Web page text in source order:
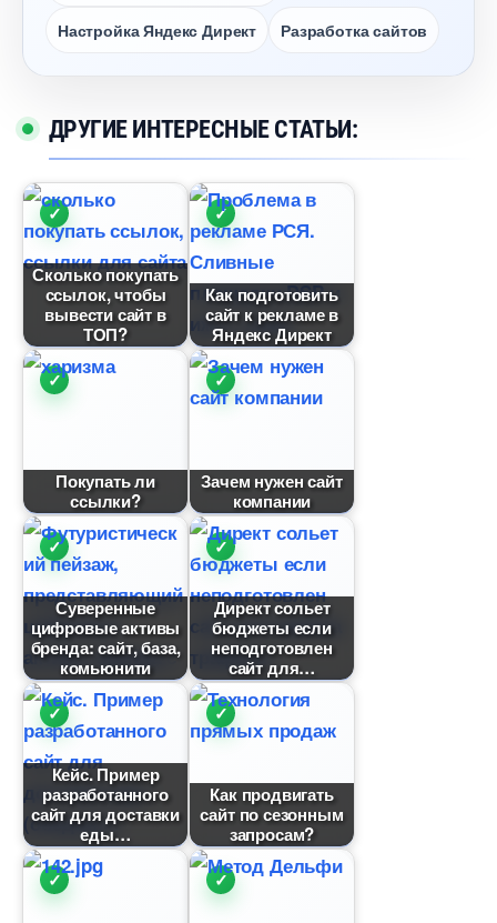
Настройка Яндекс Директ Разработка сайто
ДРУГИЕ ИНТЕРЕСНЫЕ СТАТЬИ:
Сколько покупать
ссылок, чтобы
ывести сайт
ТОП?
Как подготовить
сайт к рекламе
Яндекс Директ
Покупать ли
ссылки?
Зачем нужен сайт
компании
Суверенные
цифровые активы
ренда: сайт, база,
комьюнити
Директ сольет
юджеты если
неподготовлен
сайт для
Кейс. Пример
разработанного
сайт для доставки
еды
Как продвигать
сайт по сезонным
запросам?